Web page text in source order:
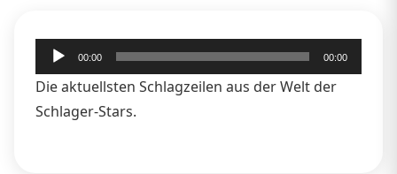
Audio-
Player
00:00 00:00
Die aktuellsten Schlagzeilen aus der Welt der
Schlager-Stars.